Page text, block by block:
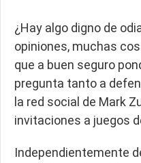
¿Hay algo digno de
opiniones, muchas
que a buen seguro
pregunta tanto a
la red social de Mark
invitaciones a juegos
Independientemente